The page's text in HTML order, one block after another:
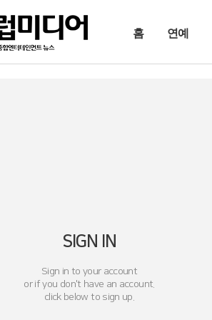
홈 연예
SIGN IN
Sign in to your account
or if you don't have an account.
click below to sign up.